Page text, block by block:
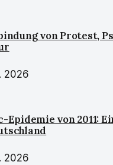
von Protest,
2026
Epidemie von 2011:
2026